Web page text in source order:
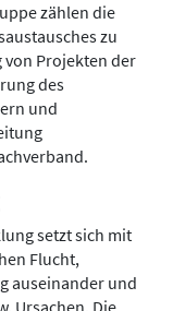
zählen die
zu
von Projekten der
des
und
setzt sich mit
Flucht,
auseinander und